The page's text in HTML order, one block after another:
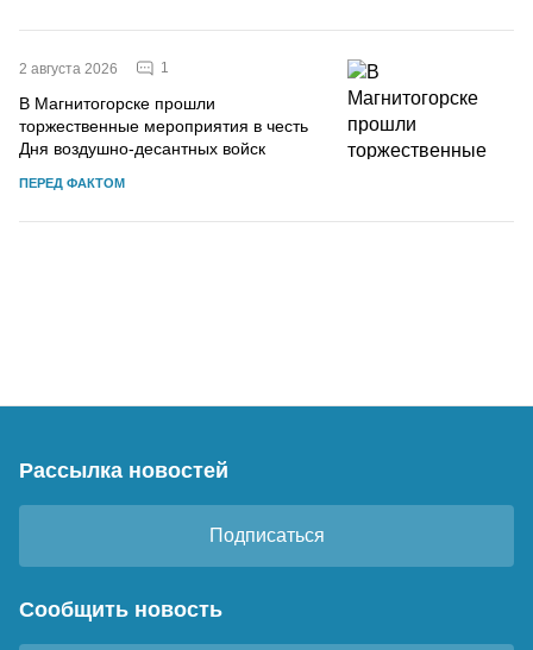
2 августа 2026 1
В Магнитогорске прошли
торжественные мероприятия в честь
Дня воздушно-десантных войск
ПЕРЕД ФАКТОМ
Рассылка новостей
Подписаться
Сообщить новость